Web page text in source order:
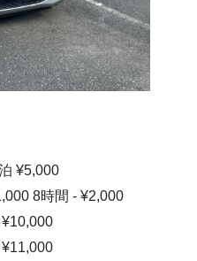
¥5,000
8時間 - ¥2,000